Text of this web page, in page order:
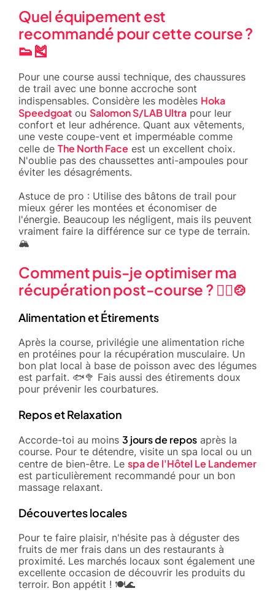
Quel équipement est
recommandé pour cette course ?
👟🎽
Pour une course aussi technique, des chaussures
de trail avec une bonne accroche sont
indispensables. Considère les modèles Hoka
Speedgoat ou Salomon S/LAB Ultra pour leur
confort et leur adhérence. Quant aux vêtements,
une veste coupe-vent et imperméable comme
celle de The North Face est un excellent choix.
N'oublie pas des chaussettes anti-ampoules pour
éviter les désagréments.
Astuce de pro : Utilise des bâtons de trail pour
mieux gérer les montées et économiser de
l'énergie. Beaucoup les négligent, mais ils peuvent
vraiment faire la différence sur ce type de terrain.
🏔️
Comment puis-je optimiser ma
récupération post-course ? 🧘‍♂️🍲
Alimentation et Étirements
Après la course, privilégie une alimentation riche
en protéines pour la récupération musculaire. Un
bon plat local à base de poisson avec des légumes
est parfait. 🐟🥦 Fais aussi des étirements doux
pour prévenir les courbatures.
Repos et Relaxation
Accorde-toi au moins 3 jours de repos après la
course. Pour te détendre, visite un spa local ou un
centre de bien-être. Le spa de l'Hôtel Le Landemer
est particulièrement recommandé pour un bon
massage relaxant.
Découvertes locales
Pour te faire plaisir, n'hésite pas à déguster des
fruits de mer frais dans un des restaurants à
proximité. Les marchés locaux sont également une
excellente occasion de découvrir les produits du
terroir. Bon appétit ! 🍽️🌊